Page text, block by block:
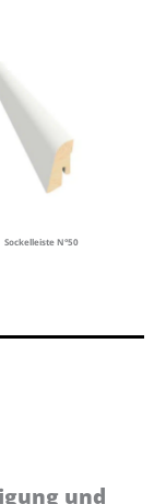
Sockelleiste N°50
und